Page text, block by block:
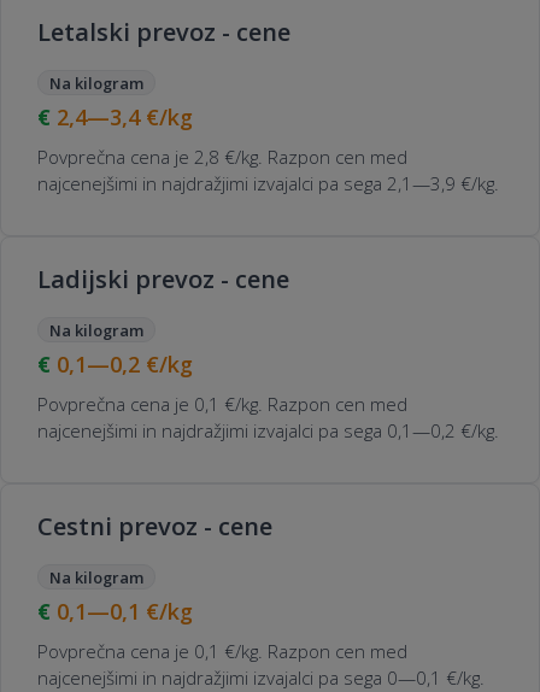
Letalski prevoz - cene
Na kilogram
2,4—3,4 €/kg
Povprečna cena je 2,8 €/kg. Razpon cen med
najcenejšimi in najdražjimi izvajalci pa sega 2,1—3,9 €/kg.
Ladijski prevoz - cene
Na kilogram
0,1—0,2 €/kg
Povprečna cena je 0,1 €/kg. Razpon cen med
najcenejšimi in najdražjimi izvajalci pa sega 0,1—0,2 €/kg.
Cestni prevoz - cene
Na kilogram
0,1—0,1 €/kg
Povprečna cena je 0,1 €/kg. Razpon cen med
najcenejšimi in najdražjimi izvajalci pa sega 0—0,1 €/kg.